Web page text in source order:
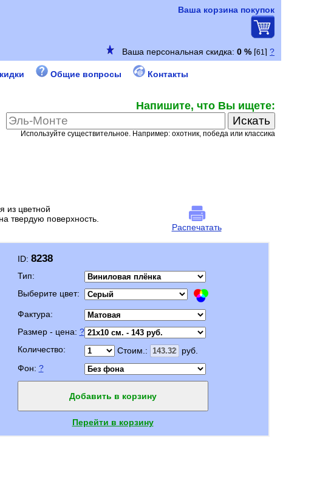
Ваша корзина покупок
Общие вопросы Контакты
Напишите, что Вы ищете:
Используйте существительное. Например: охотник, победа или классика
из цветной
твердую поверхность.
Распечатать
ID: 8238
Тип:
Выберите цвет:
Фактура:
Размер - цена: ?
Количество:
Стоим.:
руб.
Фон: ?
Добавить в корзину
Перейти в корзину